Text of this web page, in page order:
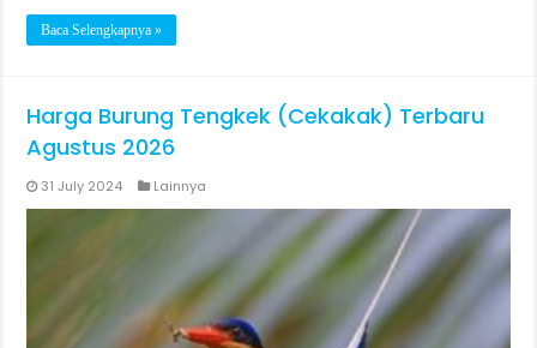
Baca Selengkapnya »
Harga Burung Tengkek (Cekakak) Terbaru
Agustus 2026
31 July 2024 Lainnya